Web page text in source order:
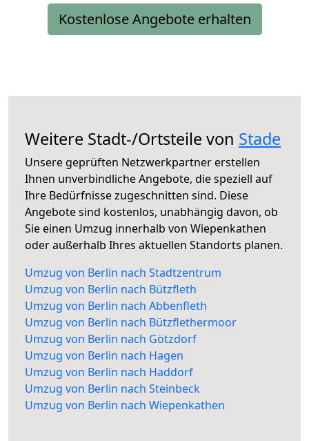
Kostenlose Angebote erhalten
Weitere Stadt-/Ortsteile von Stade
Unsere geprüften Netzwerkpartner erstellen
Ihnen unverbindliche Angebote, die speziell auf
Ihre Bedürfnisse zugeschnitten sind. Diese
Angebote sind kostenlos, unabhängig davon, ob
Sie einen Umzug innerhalb von Wiepenkathen
oder außerhalb Ihres aktuellen Standorts planen.
Umzug von Berlin nach Stadtzentrum
Umzug von Berlin nach Bützfleth
Umzug von Berlin nach Abbenfleth
Umzug von Berlin nach Bützflethermoor
Umzug von Berlin nach Götzdorf
Umzug von Berlin nach Hagen
Umzug von Berlin nach Haddorf
Umzug von Berlin nach Steinbeck
Umzug von Berlin nach Wiepenkathen